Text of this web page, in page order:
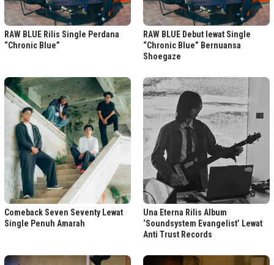
RAW BLUE Rilis Single Perdana
“Chronic Blue”
RAW BLUE Debut lewat Single
“Chronic Blue” Bernuansa
Shoegaze
Comeback Seven Seventy Lewat
Single Penuh Amarah
Una Eterna Rilis Album
‘Soundsystem Evangelist’ Lewat
Anti Trust Records